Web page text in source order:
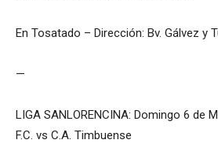
En Tosatado – Dirección: Bv. Gálvez y
—
LIGA SANLORENCINA: Domingo 6 de
F.C. vs C.A. Timbuense